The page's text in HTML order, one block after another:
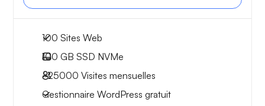
100 Sites Web
100 GB SSD NVMe
~25000 Visites mensuelles
Gestionnaire WordPress gratuit